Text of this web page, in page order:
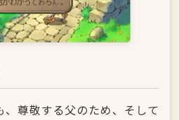
尊敬する父のため、そして